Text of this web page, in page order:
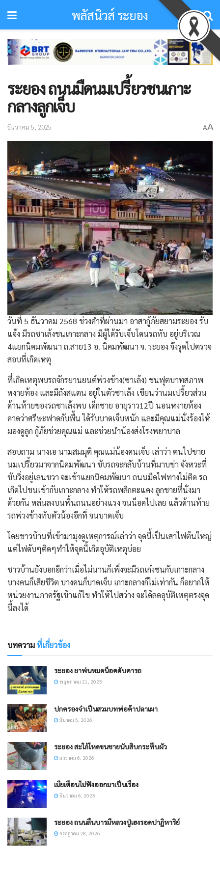
พลัสนิวส์ ระยอง
ระยอง ถนนมืดนมเปรี้ยวชนเกาะ
กลางลูกเจ็บ
ธันวาคม 5, 2025 AA
วันที่ 5 ธันวาคม 2568 ช่วงค่ำที่ผ่านมา อาสากู้ภัยสยามระยอง รับ
แจ้ง มีรถซาเล้งชนเกาะกลาง มีผู้ได้รับเจ็บโดนรถทับ อยู่บริเวณ
4แยกนิคมพัฒนา ถ.สาย13 อ. นิคมพัฒนา จ. ระยอง จึงรุดไปตรวจ
สอบที่เกิดเหตุ
ที่เกิดเหตุพบรถจักรยานยนต์พ่วงข้าง(ซาเล้ง) ชนฟุตบาทสภาพ
หงายท้อง และมีถังสแตน อยู่ในตัวซาเล้ง เขียนว่านมเปรี้ยวส่วน
ด้านท้ายของรถซาเล้งพบ เด็กชาย อายุราว12ปี นอนหงายท้อง
คาดว่าศรีษะฟาดกับพื้น ได้รับบาดเจ็บหนัก และมีคุณแม่นั่งร้องไห้
มองดูลูก กู้ภัยช่วยคุณแม่ และช่วยนำน้องส่งโรงพยาบาล
สอบถาม นางเอ นามสมมุติ คุณแม่น้องคนเจ็บ เล่าว่า ตนไปขาย
นมเปรี้ยวมาจากนิคมพัฒนา ขับรถจะกลับบ้านที่มาบข่า จังหวะที่
ขับวิ่งอยู่เลนขวา จะเข้าแยกนิคมพัฒนา ถนนมืดไฟทางไม่ติด รถ
เกิดไปชนเข้ากับเกาะกลาง ทำให้รถพลิกตะแคง ลูกชายที่นั่งมา
ด้วยกัน หล่นลงบนพื้นถนนอย่างแรง จนน็อคไปเลย แล้วด้านท้าย
รถพ่วงข้างทับตัวน้องอีกที่ จนบาดเจ็บ
โดยชาวบ้านที่เข้ามามุงดูเหตุการณ์เล่าว่า จุดนี้เป็นเสาไฟต้นใหญ่
แต่ไฟดับๆติดๆทำให้จุดนี้เกิดอุบัติเหตุบ่อย
ชาวบ้านยังบอกอีกว่าเมื่อไม่นานก็เพิ่งจะมีรถเก๋งชนกับเกาะกลาง
บางคนก็เสียชีวิต บางคนก็บาดเจ็บ เกาะกลางก็ไม่เท่ากัน ก็อยากให้
หน่วยงานภาครัฐเข้าแก้ไข ทำให้ไปสว่าง จะได้ลดอุบัติเหตุตรงจุด
นี้ลงได้
บทความที่เกี่ยวข้อง
ระยอง ยาพ่นหมดน็อคดับคารถ
พฤษภาคม 21, 2025
ปกครองจำเป็นสวมบทพ่อค้าปลาเผา
มีนาคม 5, 2026
ระยอง สะใภ้โหดขนชายนับสิบกระทืบผัว
มกราคม 6, 2026
เมียเตือนไม่ฟังออกมาเป็นเรื่อง
ธันวาคม 6, 2025
ระยอง ถนนลื่นบารมีหลวงปู่เฮงรอดปาฏิหาริย์
กรกฎาคม 28, 2026